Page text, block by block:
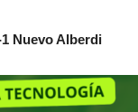
Nuevo Alberdi